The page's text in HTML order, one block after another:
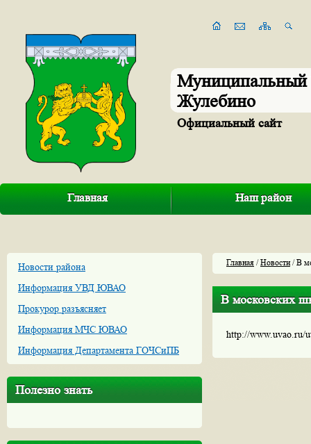
Муниципальный
Жулебино
Официальный сайт
Главная Наш район
Новости района
Информация УВД ЮВАО
Прокурор разъясняет
Информация МЧС ЮВАО
Информация Департамента ГОЧСиПБ
Полезно знать
Главная /Новости/ В
В московских
http://www.uvao.ru/